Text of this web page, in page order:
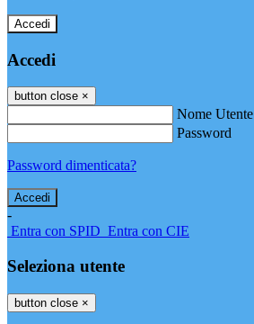
Accedi
Accedi
button close ×
Nome Utente
Password
Password dimenticata?
-
Entra con SPID Entra con CIE
Seleziona utente
button close ×